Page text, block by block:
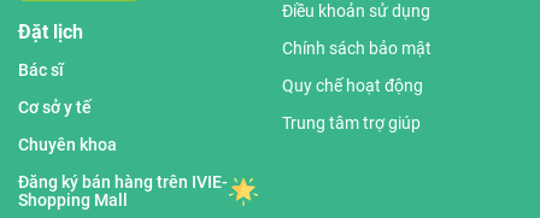
Đặt lịch
Bác sĩ
Cơ sở y tế
Chuyên khoa
Đăng ký bán hàng trên IVIE-
Shopping Mall
Điều khoản sử dụng
Chính sách bảo mật
Quy chế hoạt động
Trung tâm trợ giúp